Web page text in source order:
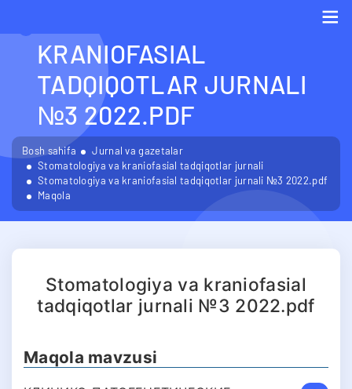
KRANIOFASIAL
TADQIQOTLAR JURNALI
№3 2022.PDF
Bosh sahifa
Jurnal va gazetalar
Stomatologiya va kraniofasial tadqiqotlar jurnali
Stomatologiya va kraniofasial tadqiqotlar jurnali №3 2022.pdf
Maqola
Stomatologiya va kraniofasial
tadqiqotlar jurnali №3 2022.pdf
Maqola mavzusi